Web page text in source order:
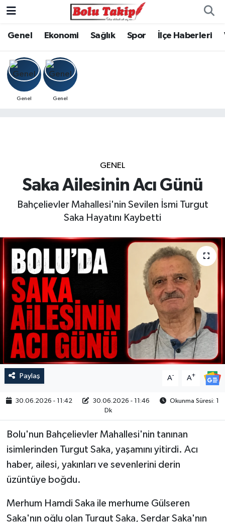
Genel Ekonomi Sağlık Spor İlçe Haberleri
Genel Genel
GENEL
Saka Ailesinin Acı Günü
Bahçelievler Mahallesi'nin Sevilen İsmi Turgut
Saka Hayatını Kaybetti
Paylaş A- A+
30.06.2026 - 11:42 30.06.2026 - 11:46
Okunma Süresi: 1
Dk
Bolu'nun Bahçelievler Mahallesi'nin tanınan
isimlerinden Turgut Saka, yaşamını yitirdi. Acı
haber, ailesi, yakınları ve sevenlerini derin
üzüntüye boğdu.
Merhum Hamdi Saka ile merhume Gülseren
Saka'nın oğlu olan Turgut Saka, Serdar Saka'nın